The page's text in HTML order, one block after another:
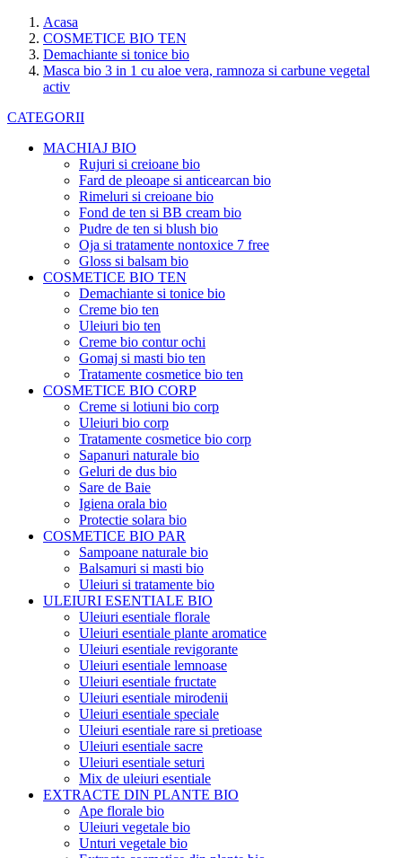
Acasa
COSMETICE BIO TEN
Demachiante si tonice bio
Masca bio 3 in 1 cu aloe vera, ramnoza si carbune vegetal
activ
CATEGORII
MACHIAJ BIO
Rujuri si creioane bio
Fard de pleoape si anticearcan bio
Rimeluri si creioane bio
Fond de ten si BB cream bio
Pudre de ten si blush bio
Oja si tratamente nontoxice 7 free
Gloss si balsam bio
COSMETICE BIO TEN
Demachiante si tonice bio
Creme bio ten
Uleiuri bio ten
Creme bio contur ochi
Gomaj si masti bio ten
Tratamente cosmetice bio ten
COSMETICE BIO CORP
Creme si lotiuni bio corp
Uleiuri bio corp
Tratamente cosmetice bio corp
Sapanuri naturale bio
Geluri de dus bio
Sare de Baie
Igiena orala bio
Protectie solara bio
COSMETICE BIO PAR
Sampoane naturale bio
Balsamuri si masti bio
Uleiuri si tratamente bio
ULEIURI ESENTIALE BIO
Uleiuri esentiale florale
Uleiuri esentiale plante aromatice
Uleiuri esentiale revigorante
Uleiuri esentiale lemnoase
Uleiuri esentiale fructate
Uleiuri esentiale mirodenii
Uleiuri esentiale speciale
Uleiuri esentiale rare si pretioase
Uleiuri esentiale sacre
Uleiuri esentiale seturi
Mix de uleiuri esentiale
EXTRACTE DIN PLANTE BIO
Ape florale bio
Uleiuri vegetale bio
Unturi vegetale bio